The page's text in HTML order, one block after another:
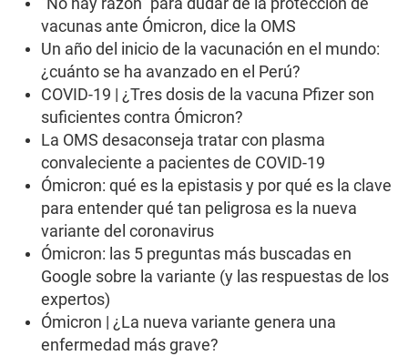
vacunas ante Ómicron, dice la OMS
Un año del inicio de la vacunación en el mundo:
¿cuánto se ha avanzado en el Perú?
COVID-19 | ¿Tres dosis de la vacuna Pfizer son
suficientes contra Ómicron?
La OMS desaconseja tratar con plasma
convaleciente a pacientes de COVID-19
Ómicron: qué es la epistasis y por qué es la clave
para entender qué tan peligrosa es la nueva
variante del coronavirus
Ómicron: las 5 preguntas más buscadas en
Google sobre la variante (y las respuestas de los
expertos)
Ómicron | ¿La nueva variante genera una
enfermedad más grave?